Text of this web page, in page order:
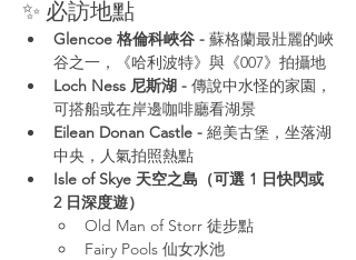
✨ 必訪地點
Glencoe 格倫科峽谷 - 蘇格蘭最壯麗的峽
谷之一，《哈利波特》與《007》拍攝地
Loch Ness 尼斯湖 - 傳說中水怪的家園，
可搭船或在岸邊咖啡廳看湖景
Eilean Donan Castle - 絕美古堡，坐落湖
中央，人氣拍照熱點
Isle of Skye 天空之島（可選 1 日快閃或
2 日深度遊）
Old Man of Storr 徒步點
Fairy Pools 仙女水池